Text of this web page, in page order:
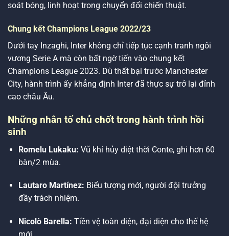
soát bóng, linh hoạt trong chuyển đổi chiến thuật.
Chung kết Champions League 2022/23
Dưới tay Inzaghi, Inter không chỉ tiếp tục cạnh tranh ngôi
vương Serie A mà còn bất ngờ tiến vào chung kết
Champions League 2023. Dù thất bại trước Manchester
City, hành trình ấy khẳng định Inter đã thực sự trở lại đỉnh
cao châu Âu.
Những nhân tố chủ chốt trong hành trình hồi
sinh
Romelu Lukaku: Vũ khí hủy diệt thời Conte, ghi hơn 60
bàn/2 mùa.
Lautaro Martínez: Biểu tượng mới, người đội trưởng
đầy trách nhiệm.
Nicolò Barella: Tiền vệ toàn diện, đại diện cho thế hệ